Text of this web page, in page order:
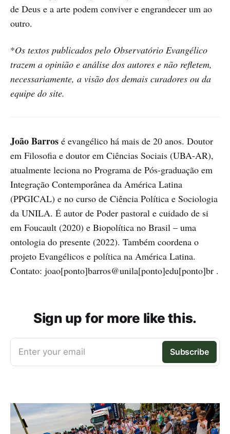
de Deus e a arte podem conviver e engrandecer um ao
outro.
*Os textos publicados pelo Observatório Evangélico
trazem a opinião e análise dos autores e não refletem,
necessariamente, a visão dos demais curadores ou da
equipe do site.
João Barros é evangélico há mais de 20 anos. Doutor
em Filosofia e doutor em Ciências Sociais (UBA-AR),
atualmente leciona no Programa de Pós-graduação em
Integração Contemporânea da América Latina
(PPGICAL) e no curso de Ciência Política e Sociologia
da UNILA. É autor de Poder pastoral e cuidado de si
em Foucault (2020) e Biopolítica no Brasil – uma
ontologia do presente (2022). Também coordena o
projeto Evangélicos e política na América Latina.
Contato: joao[ponto]barros@unila[ponto]edu[ponto]br .
Sign up for more like this.
Enter your email Subscribe